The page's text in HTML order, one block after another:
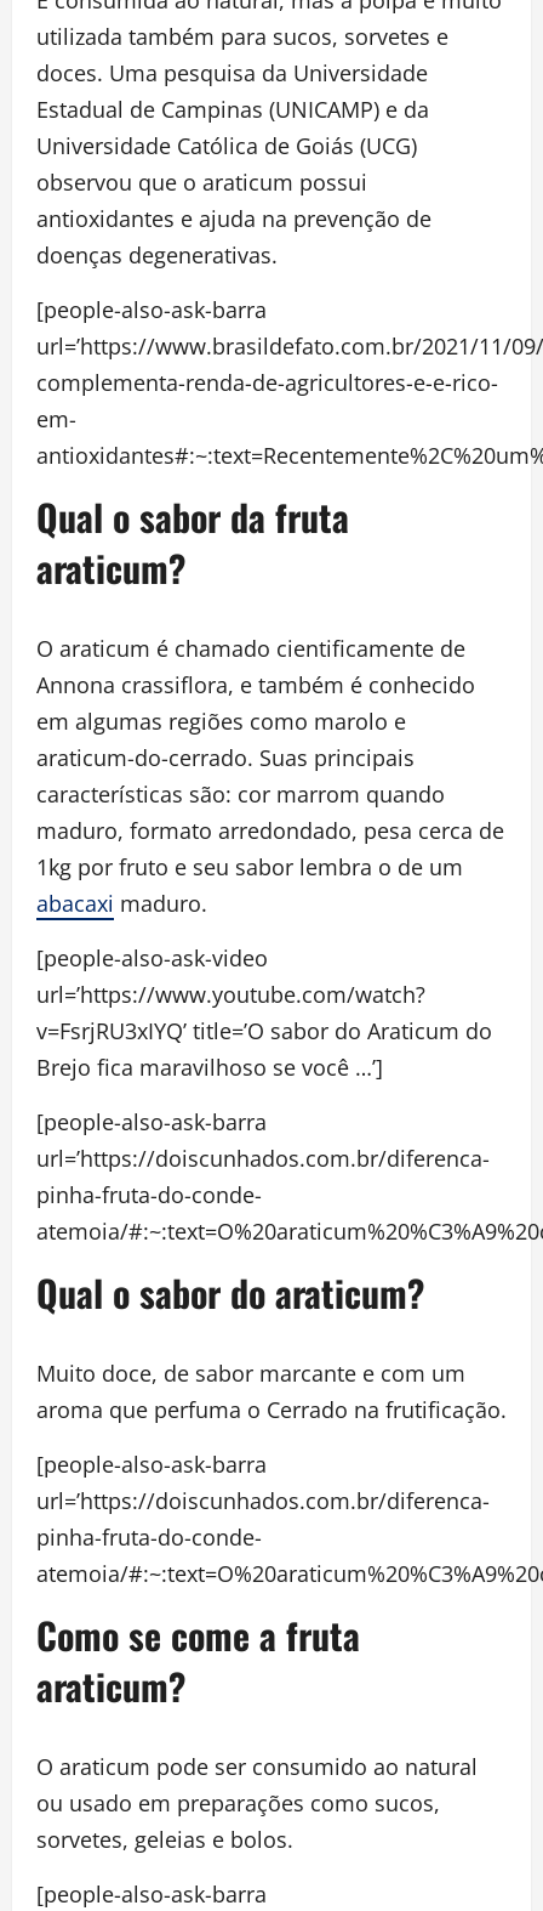
utilizada também para sucos, sorvetes e
doces. Uma pesquisa da Universidade
Estadual de Campinas (UNICAMP) e da
Universidade Católica de Goiás (UCG)
observou que o araticum possui
antioxidantes e ajuda na prevenção de
doenças degenerativas.
[people-also-ask-barra
url=’https://www.brasildefato.com.br/2021/11/
complementa-renda-de-agricultores-e-e-rico-
em-
Qual o sabor da fruta
araticum?
O araticum é chamado cientificamente de
Annona crassiflora, e também é conhecido
em algumas regiões como marolo e
araticum-do-cerrado. Suas principais
características são: cor marrom quando
maduro, formato arredondado, pesa cerca de
1kg por fruto e seu sabor lembra o de um
abacaxi maduro.
[people-also-ask-video
url=’https://www.youtube.com/watch?
v=FsrjRU3xIYQ’ title=’O sabor do Araticum do
Brejo fica maravilhoso se você …’]
[people-also-ask-barra
url=’https://doiscunhados.com.br/diferenca-
pinha-fruta-do-conde-
atemoia/
Qual o sabor do araticum?
Muito doce, de sabor marcante e com um
aroma que perfuma o Cerrado na frutificação.
[people-also-ask-barra
url=’https://doiscunhados.com.br/diferenca-
pinha-fruta-do-conde-
atemoia/
Como se come a fruta
araticum?
O araticum pode ser consumido ao natural
ou usado em preparações como sucos,
sorvetes, geleias e bolos.
[people-also-ask-barra